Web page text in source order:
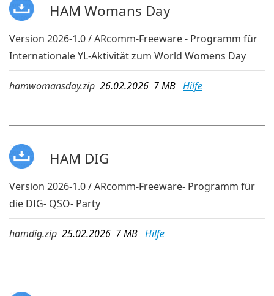
HAM Womans Day
Version 2026-1.0 / ARcomm-Freeware - Programm für
Internationale YL-Aktivität zum World Womens Day
hamwomansday.zip 26.02.2026 7 MB Hilfe
HAM DIG
Version 2026-1.0 / ARcomm-Freeware- Programm für
die DIG- QSO- Party
hamdig.zip 25.02.2026 7 MB Hilfe